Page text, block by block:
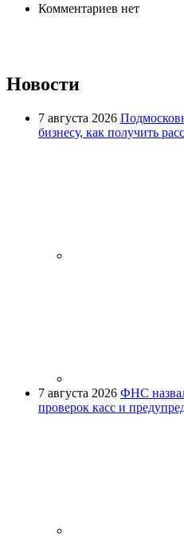
Комментариев нет
Новости
7 августа 2026
бизнесу, как получить
7 августа 2026 ФНС
проверок касс и